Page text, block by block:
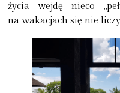
życia wejdę nieco
na wakacjach się nie